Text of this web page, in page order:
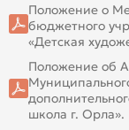
Положение о
бюджетного
«Детская
Положение об
школа г. Орла».